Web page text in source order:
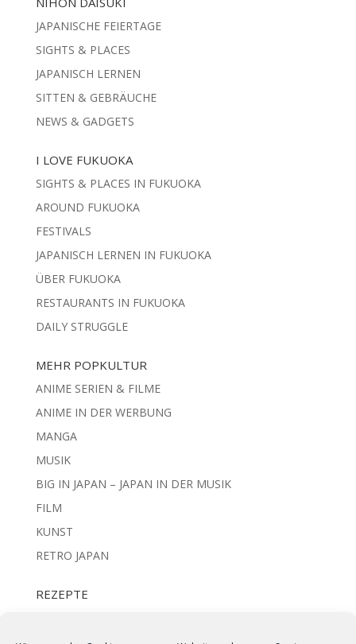
JAPANISCHE FEIERTAGE
SIGHTS & PLACES
JAPANISCH LERNEN
SITTEN & GEBRÄUCHE
NEWS & GADGETS
I LOVE FUKUOKA
SIGHTS & PLACES IN FUKUOKA
AROUND FUKUOKA
FESTIVALS
JAPANISCH LERNEN IN FUKUOKA
ÜBER FUKUOKA
RESTAURANTS IN FUKUOKA
DAILY STRUGGLE
MEHR POPKULTUR
ANIME SERIEN & FILME
ANIME IN DER WERBUNG
MANGA
MUSIK
BIG IN JAPAN – JAPAN IN DER MUSIK
FILM
KUNST
RETRO JAPAN
REZEPTE